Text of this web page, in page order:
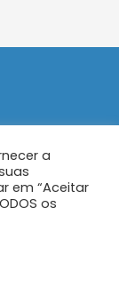
a
em “Aceitar
os